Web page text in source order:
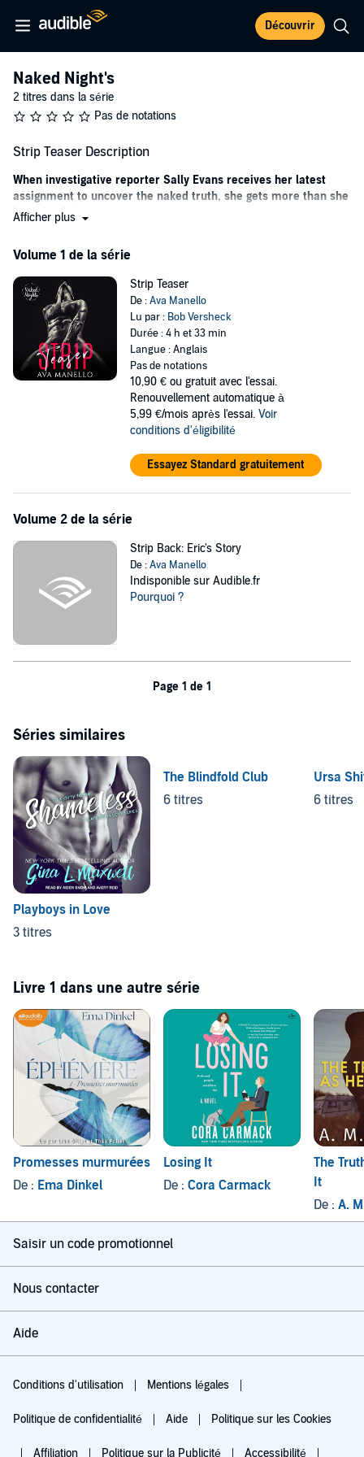
Découvrir
Naked Night's
2 titres dans la série
Pas de notations
Strip Teaser Description
When investigative reporter Sally Evans receives her latest
assignment to uncover the naked truth, she gets more than she
bargained for.
expose all their dirty secrets, is this serious reporter's worst
only a consideration if it happens in the dark, not that she can
remember the last time she had a reason to turn the lights off.
With over-eager, over-sexed female fans in abundance and baby oil
by the gallon, the guys are looking forward to some fun.... Sally's
inhibitions are not.
©2014 Helen Stothard (P)2019 Helen Stothard
Afficher plus
Volume 1 de la série
Strip Teaser
De :Ava Manello
Lu par : Bob Versheck
Durée : 4 h et 33 min
Langue : Anglais
Pas de notations
10,90 € ou gratuit avec l'essai.
Renouvellement automatique à
5,99 €/mois après l'essai. Voir
conditions d'éligibilité
Essayez Standard gratuitement
Volume 2 de la série
Strip Back: Eric's Story
De :Ava Manello
Indisponible sur Audible.fr
Pourquoi ?
Page 1 de 1
Séries similaires
Playboys in Love
3 titres
The Blindfold Club
6 titres
Ursa
6 titres
Livre 1 dans une autre série
Promesses murmurées
De : Ema Dinkel
Losing It
De : Cora Carmack
The
It
De : A.
Saisir un code promotionnel
Nous contacter
Aide
Conditions d'utilisation Mentions légales
Politique de confidentialité Aide Politique sur les Cookies
Affiliation Politique sur la Publicité Accessibilité